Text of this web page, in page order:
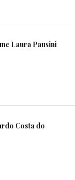
Laura Pausini
Costa do